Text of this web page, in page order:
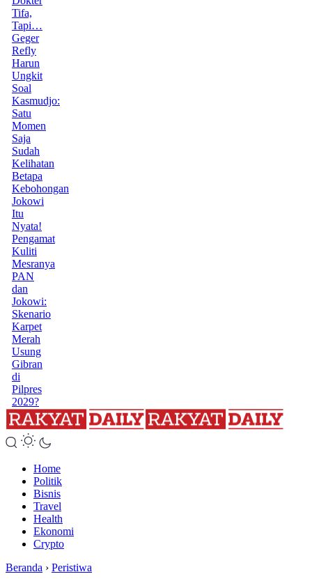
Tifa,
Tapi…
Geger
Refly
Harun
Ungkit
Soal
Kasmudjo:
Satu
Momen
Saja
Sudah
Kelihatan
Betapa
Kebohongan
Jokowi
Itu
Nyata!
Pengamat
Kuliti
Mesranya
PAN
dan
Jokowi:
Skenario
Karpet
Merah
Usung
Gibran
di
Pilpres
2029?
Home
Politik
Bisnis
Travel
Health
Ekonomi
Crypto
Beranda › Peristiwa